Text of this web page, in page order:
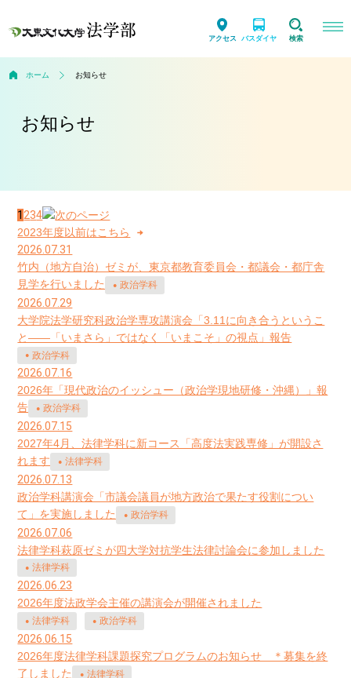
アクセス バスダイヤ 検索
ホーム お知らせ
お知らせ
1 234
2023年度以前はこちら
2026.07.31
竹内（地方自治）ゼミが、東京都教育委員会・都議会・都庁舎
見学を行いました
政治学科
2026.07.29
大学院法学研究科政治学専攻講演会「3.11に向き合うというこ
と――「いまさら」ではなく「いまこそ」の視点」報告
政治学科
2026.07.16
2026年「現代政治のイッシュー（政治学現地研修・沖縄）」報
告
政治学科
2026.07.15
2027年4月、法律学科に新コース「高度法実践専修」が開設さ
れます
法律学科
2026.07.13
政治学科講演会「市議会議員が地方政治で果たす役割につい
て」を実施しました
政治学科
2026.07.06
法律学科萩原ゼミが四大学対抗学生法律討論会に参加しました
法律学科
2026.06.23
2026年度法政学会主催の講演会が開催されました
法律学科 政治学科
2026.06.15
2026年度法律学科課題探究プログラムのお知らせ ＊募集を終
了しました
法律学科